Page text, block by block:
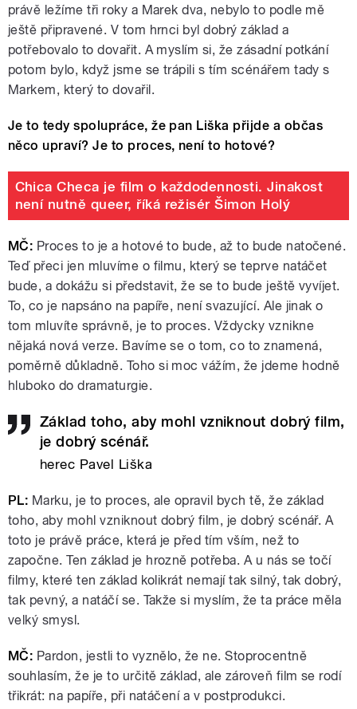
právě ležíme tři roky a Marek dva, nebylo to podle mě
ještě připravené. V tom hrnci byl dobrý základ a
potřebovalo to dovařit. A myslím si, že zásadní potkání
potom bylo, když jsme se trápili s tím scénářem tady s
Markem, který to dovařil.
Je to tedy spolupráce, že pan Liška přijde a občas
něco upraví? Je to proces, není to hotové?
Chica Checa je film o každodennosti. Jinakost
není nutně queer, říká režisér Šimon Holý
MČ: Proces to je a hotové to bude, až to bude natočené.
Teď přeci jen mluvíme o filmu, který se teprve natáčet
bude, a dokážu si představit, že se to bude ještě vyvíjet.
To, co je napsáno na papíře, není svazující. Ale jinak o
tom mluvíte správně, je to proces. Vždycky vznikne
nějaká nová verze. Bavíme se o tom, co to znamená,
poměrně důkladně. Toho si moc vážím, že jdeme hodně
hluboko do dramaturgie.
Základ toho, aby mohl vzniknout dobrý film,
je dobrý scénář.
herec Pavel Liška
PL: Marku, je to proces, ale opravil bych tě, že základ
toho, aby mohl vzniknout dobrý film, je dobrý scénář. A
toto je právě práce, která je před tím vším, než to
započne. Ten základ je hrozně potřeba. A u nás se točí
filmy, které ten základ kolikrát nemají tak silný, tak dobrý,
tak pevný, a natáčí se. Takže si myslím, že ta práce měla
velký smysl.
MČ: Pardon, jestli to vyznělo, že ne. Stoprocentně
souhlasím, že je to určitě základ, ale zároveň film se rodí
třikrát: na papíře, při natáčení a v postprodukci.